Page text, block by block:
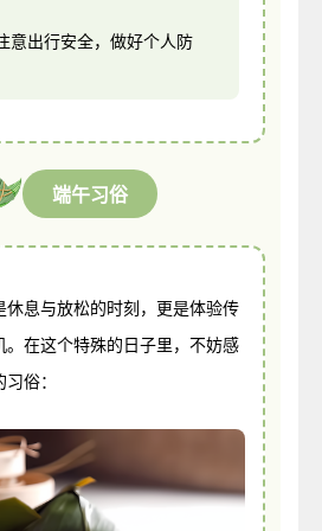
意出行安全，做好个人防
端午习俗
休息与放松的时刻，更是体验传
。在这个特殊的日子里，不妨感
俗：